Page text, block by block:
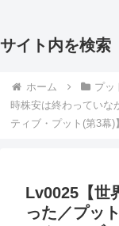
サイト内を検索
ホーム プッ
時株安は終わっていな
ティブ・プット(第3幕)
Lv0025【世
った／プッ